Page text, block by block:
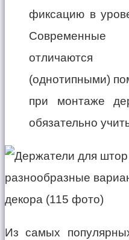
фиксацию в
отличаются
(однотипными)
при монтаже
обязательно
Из самых